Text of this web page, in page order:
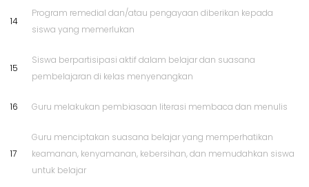
14
Program remedial dan/atau pengayaan diberikan kepada
siswa yang memerlukan
15
Siswa berpartisipasi aktif dalam belajar dan suasana
pembelajaran di kelas menyenangkan
16 Guru melakukan pembiasaan literasi membaca dan menulis
17
Guru menciptakan suasana belajar yang memperhatikan
keamanan, kenyamanan, kebersihan, dan memudahkan siswa
untuk belajar